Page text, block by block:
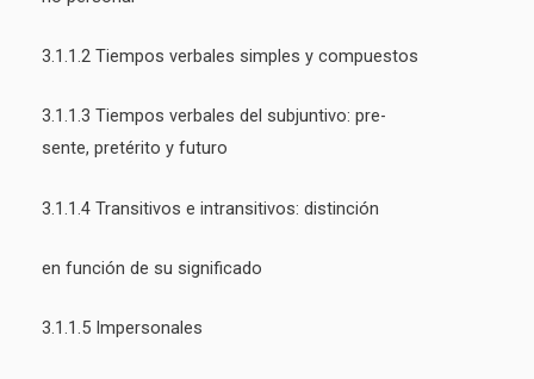
3.1.1.2 Tiempos verbales simples y compuestos
3.1.1.3 Tiempos verbales del subjuntivo: pre-
sente, pretérito y futuro
3.1.1.4 Transitivos e intransitivos: distinción
en función de su significado
3.1.1.5 Impersonales